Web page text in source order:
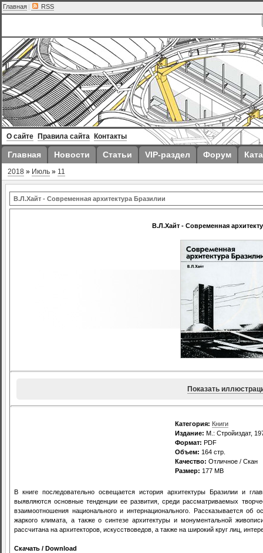
Главная | RSS
О сайте Правила сайта Контакты
Главная Новости Статьи VIP-раздел Форум
2018 » Июль » 11
В.Л.Хайт - Современная архитектура Бразилии
В.Л.Хайт - Современная
Показать
Категория: Книги
Издание: М.: Стройиздат,
Формат: PDF
Объем: 164 стр.
Качество: Отличное / Скан
Размер: 177 MB
В книге последовательно освещается история архитектуры Бразилии и
выявляются основные тенденции ее развития, среди рассматриваемых
взаимоотношения национального и интернационального. Рассказывается об
жаркого климата, а также о синтезе архитектуры и монументальной
рассчитана на архитекторов, искусствоведов, а также на широкий круг лиц,
Скачать / Download